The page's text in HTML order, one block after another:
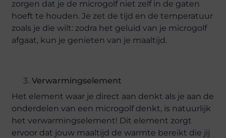
zorgen dat je de microgolf niet zelf in de gaten
hoeft te houden. Je zet de tijd en de temperatuur
zoals je die wilt: zodra het geluid van je microgolf
afgaat, kun je genieten van je maaltijd.
Verwarmingselement
Het element waar je direct aan denkt als je aan de
onderdelen van een microgolf denkt, is natuurlijk
het verwarmingselement! Dit element zorgt
ervoor dat jouw maaltijd de warmte bereikt die jij